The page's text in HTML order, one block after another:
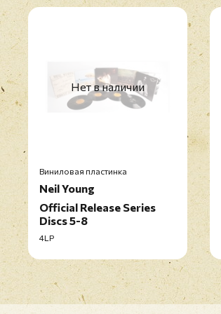
Нет в наличии
Виниловая пластинка
Neil Young
Official Release Series
Discs 5-8
4LP